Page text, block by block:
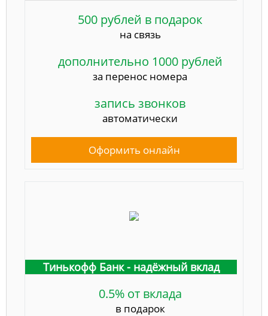
500 рублей в подарок
на связь
дополнительно 1000 рублей
за перенос номера
запись звонков
автоматически
Оформить онлайн
Тинькофф Банк - надёжный вклад
0.5% от вклада
в подарок